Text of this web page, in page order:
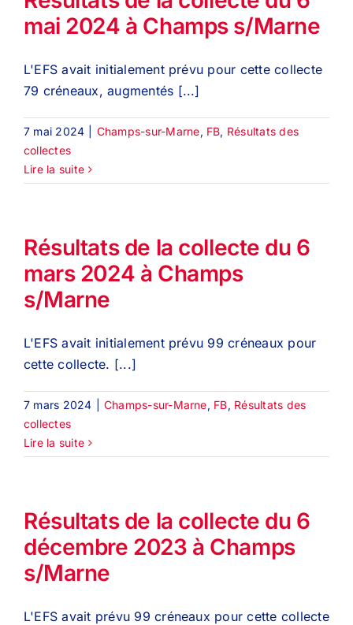
mai 2024 à Champs s/Marne
L'EFS avait initialement prévu pour cette collecte
79 créneaux, augmentés [...]
7 mai 2024 Champs-sur-Marne, FB, Résultats des
collectes
Lire la suite
Résultats de la collecte du 6
mars 2024 à Champs
s/Marne
L'EFS avait initialement prévu 99 créneaux pour
cette collecte. [...]
7 mars 2024 Champs-sur-Marne, FB, Résultats des
collectes
Lire la suite
Résultats de la collecte du 6
décembre 2023 à Champs
s/Marne
L'EFS avait prévu 99 créneaux pour cette collecte